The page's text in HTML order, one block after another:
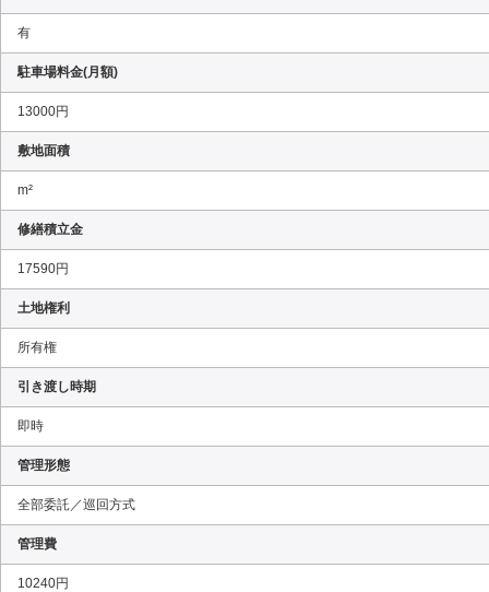
有
駐車場料金(月額)
13000円
敷地面積
m²
修繕積立金
17590円
土地権利
所有権
引き渡し時期
即時
管理形態
全部委託／巡回方式
管理費
10240円